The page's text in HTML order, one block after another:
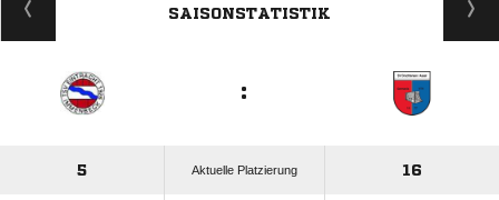
SAISONSTATISTIK
:
5 Aktuelle Platzierung 16